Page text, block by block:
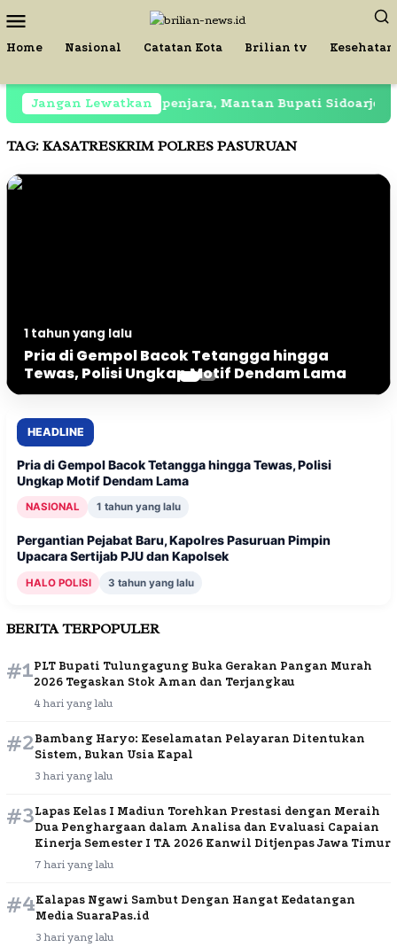
ke
kontenMobile
Home Nasional Catatan Kota Brilian tv Kesehatan
Jangan Lewatkan
Masih Dipenjara, Mantan Bupati Sidoarjo Terekam
TAG: KASATRESKRIM POLRES PASURUAN
1 tahun yang lalu
Pria di Gempol Bacok Tetangga hingga
Tewas, Polisi Ungkap Motif Dendam Lama
Pergantian Pejabat Baru, Kapolres
Pasuruan Pimpin Upacara Sertijab PJU dan
Kapolsek
HEADLINE
Pria di Gempol Bacok Tetangga hingga Tewas, Polisi
Ungkap Motif Dendam Lama
NASIONAL 1 tahun yang lalu
Pergantian Pejabat Baru, Kapolres Pasuruan Pimpin
Upacara Sertijab PJU dan Kapolsek
HALO POLISI 3 tahun yang lalu
BERITA TERPOPULER
#1PLT Bupati Tulungagung Buka Gerakan Pangan Murah
2026 Tegaskan Stok Aman dan Terjangkau
4 hari yang lalu
#2Bambang Haryo: Keselamatan Pelayaran Ditentukan
Sistem, Bukan Usia Kapal
3 hari yang lalu
#3Lapas Kelas I Madiun Torehkan Prestasi dengan Meraih
Dua Penghargaan dalam Analisa dan Evaluasi Capaian
Kinerja Semester I TA 2026 Kanwil Ditjenpas Jawa Timur
7 hari yang lalu
#4Kalapas Ngawi Sambut Dengan Hangat Kedatangan
Media SuaraPas.id
3 hari yang lalu